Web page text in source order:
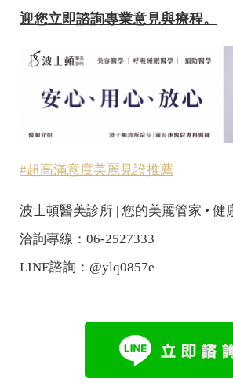
迎您立即諮詢專業意見與療程。
#超高滿意度美麗見證推薦
波士頓醫美診所 | 您的美麗管家 • 健
洽詢專線：06-2527333
LINE諮詢：@ylq0857e